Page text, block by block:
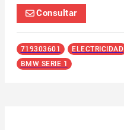
Consultar
719303601 ELECTRICIDAD
BMW SERIE 1